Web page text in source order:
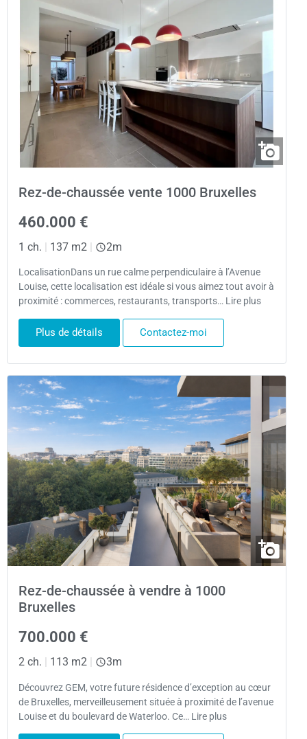
Rez-de-chaussée vente 1000 Bruxelles
460.000 €
1 ch. | 137 m2 | 2m
LocalisationDans un rue calme perpendiculaire à l’Avenue
Louise, cette localisation est idéale si vous aimez tout avoir à
proximité : commerces, restaurants, transports… Lire plus
Plus de détails Contactez-moi
Rez-de-chaussée à vendre à 1000
Bruxelles
700.000 €
2 ch. 113 m2 3m
Découvrez GEM, votre future résidence d’exception au cœur
de Bruxelles, merveilleusement située à proximité de l’avenue
Louise et du boulevard de Waterloo. Ce… Lire plus